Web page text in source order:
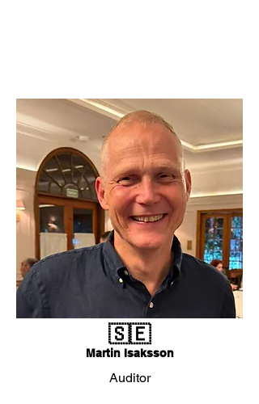
🇸🇪
Martin Isaksson
Auditor